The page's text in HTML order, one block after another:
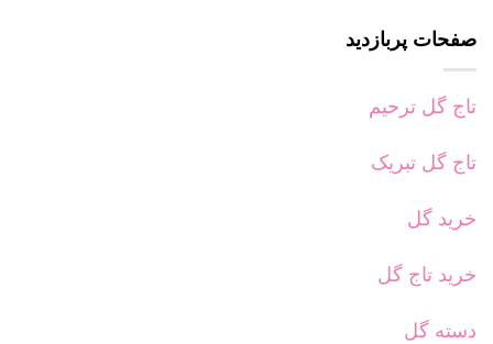
صفحات پربازدید
تاج گل ترحیم
تاج گل تبریک
خرید گل
خرید تاج گل
دسته گل